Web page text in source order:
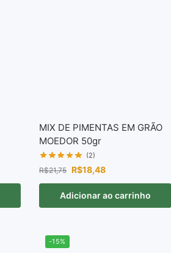
MIX DE PIMENTAS EM GRÃO
MOEDOR 50gr
(2)
R$21,75 R$18,48
Adicionar ao carrinho
-15%